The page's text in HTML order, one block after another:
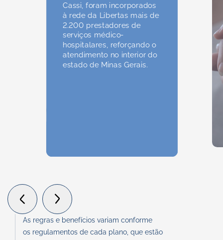
Cassi, foram incorporados
à rede da Libertas mais de
2.200 prestadores de
serviços médico-
hospitalares, reforçando o
atendimento no interior do
estado de Minas Gerais.
As regras e benefícios variam conforme
os regulamentos de cada plano, que estão